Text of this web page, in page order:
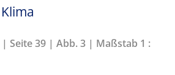
| Seite 39 | Abb. 3 | Maßstab 1 :